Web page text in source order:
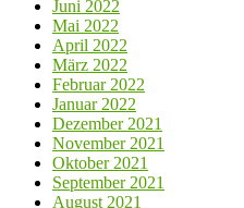
Juni 2022
Mai 2022
April 2022
März 2022
Februar 2022
Januar 2022
Dezember 2021
November 2021
Oktober 2021
September 2021
August 2021